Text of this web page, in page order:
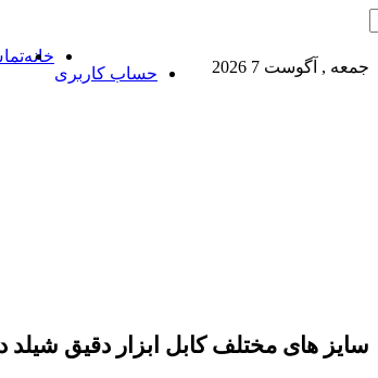
جمعه , آگوست 7 2026 حساب کاربری
خانه
سایز های مختلف کابل ابزار دقیق شیلد